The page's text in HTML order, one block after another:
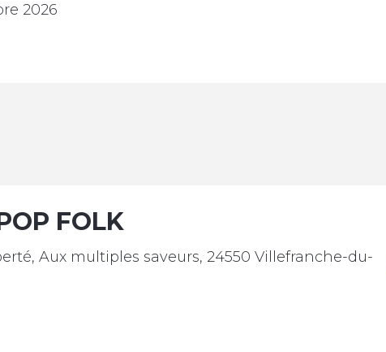
2026
FOLK
Aux multiples saveurs, 24550 Villefranche-du-